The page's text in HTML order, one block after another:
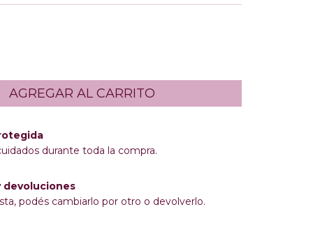
durante toda la compra.
devoluciones
podés cambiarlo por otro o devolverlo.